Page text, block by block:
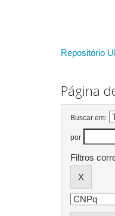
Repositório
Página
Buscar em:
por
Filtros